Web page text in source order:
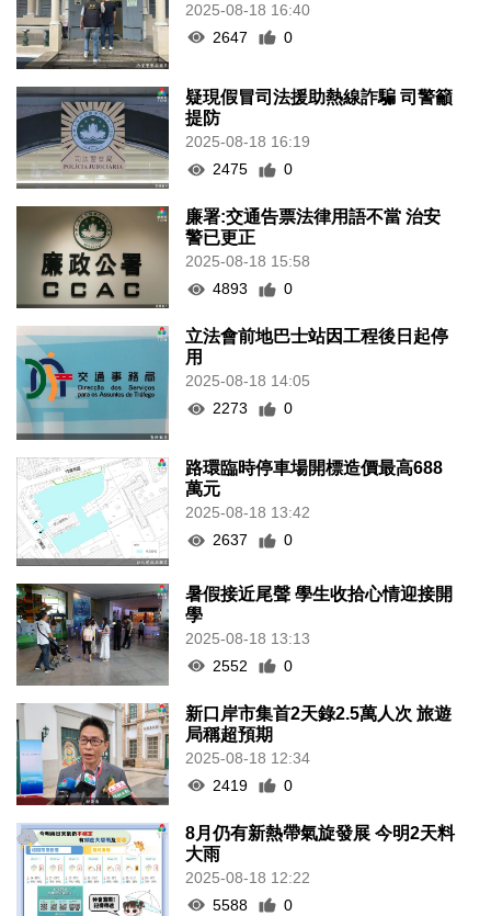
2025-08-18 16:40
2647
0
疑現假冒司法援助熱線詐騙 司警籲
提防
2025-08-18 16:19
2475
0
廉署:交通告票法律用語不當 治安
警已更正
2025-08-18 15:58
4893
0
立法會前地巴士站因工程後日起停
用
2025-08-18 14:05
2273
0
路環臨時停車場開標造價最高688
萬元
2025-08-18 13:42
2637
0
暑假接近尾聲 學生收拾心情迎接開
學
2025-08-18 13:13
2552
0
新口岸市集首2天錄2.5萬人次 旅遊
局稱超預期
2025-08-18 12:34
2419
0
8月仍有新熱帶氣旋發展 今明2天料
大雨
2025-08-18 12:22
5588
0